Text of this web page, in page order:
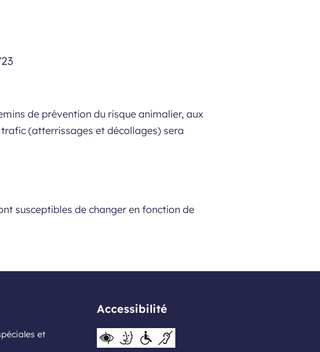
de prévention du risque animalier, aux
(atterrissages et décollages) sera
susceptibles de changer en fonction de
et
Accessibilité